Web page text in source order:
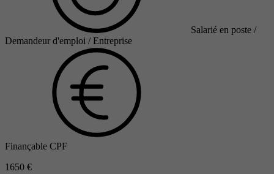
Salarié en poste /
Demandeur d'emploi / Entreprise
Finançable CPF
1650 €